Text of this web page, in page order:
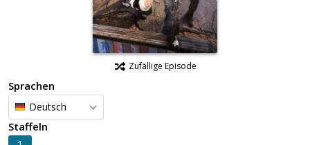
Zufällige Episode
Sprachen
Deutsch
Staffeln